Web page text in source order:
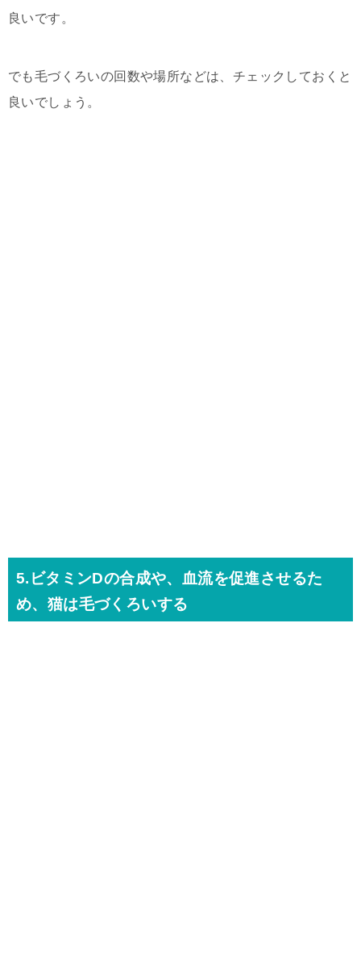
良いです。
でも毛づくろいの回数や場所などは、チェックしておくと
良いでしょう。
5.ビタミンDの合成や、血流を促進させるた
め、猫は毛づくろいする